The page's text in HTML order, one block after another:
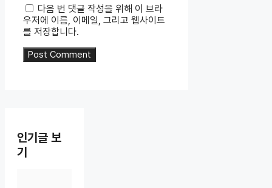
다음 번 댓글 작성을 위해 이 브라
우저에 이름, 이메일, 그리고 웹사이트
를 저장합니다.
인기글 보
기